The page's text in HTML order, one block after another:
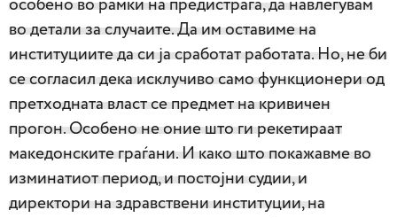
особено во рамки на предистрага, да навлегувам
во детали за случаите. Да им оставиме на
институциите да си ја сработат работата. Но, не би
се согласил дека исклучиво само функционери од
претходната власт се предмет на кривичен
прогон. Особено не оние што ги рекетираат
македонските граѓани. И како што покажавме во
изминатиот период, и постојни судии, и
директори на здравствени институции, на